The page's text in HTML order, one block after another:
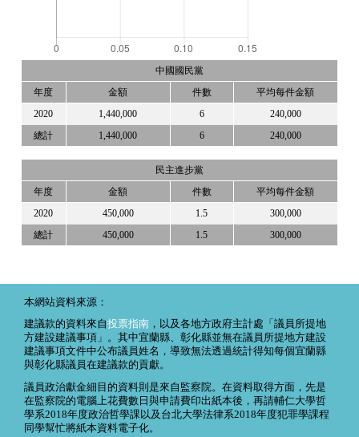
中國國民黨
年度 金額 件數 平均每件金額
2020 1,440,000 6 240,000
總計 1,440,000 6 240,000
民主進步黨
年度 金額 件數 平均每件金額
2020 450,000 1.5 300,000
總計 450,000 1.5 300,000
本網站資料來源：
建議款的資料來自投票指南 ，以及各地方政府主計處「議員所提地
方建設建議事項」。其中宜蘭縣、彰化縣並無在議員所提地方建設
建議事項文件中公布議員姓名，導致無法透過統計得知每個宜蘭縣
與彰化縣議員在建議款的貢獻。
議員政治獻金細目的資料則是來自監察院。在資料取得方面，先是
在監察院的電腦上花費數日與申請費印出紙本後，再請輔仁大學哲
學系2018年度政治哲學課以及台北大學法律系2018年度犯罪學課程
同學幫忙將紙本資料電子化。